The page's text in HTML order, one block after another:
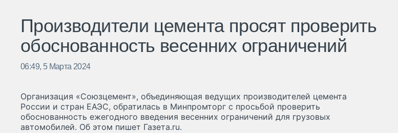
Производители цемента просят проверить
обоснованность весенних ограничений
06:49, 5 Марта 2024
Организация «Союзцемент», объединяющая ведущих производителей цемента
России и стран ЕАЭС, обратилась в Минпромторг с просьбой проверить
обоснованность ежегодного введения весенних ограничений для грузовых
автомобилей. Об этом пишет Газета.ru.